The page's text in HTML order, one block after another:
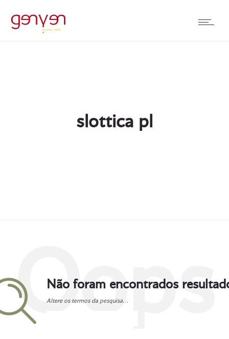
slottica pl
Oops
Não foram encontrados
Altere os termos da pesquisa...